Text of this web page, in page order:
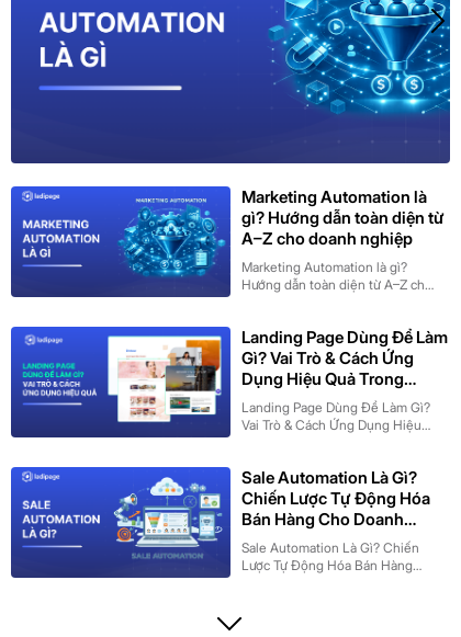
Marketing Automation là gì?
Hướng dẫn toàn diện từ A–Z cho
Marketing Automation là
gì? Hướng dẫn toàn diện từ
A–Z cho doanh nghiệp
Landing Page Dùng Để Làm Gì?
Vai Trò & Cách Ứng Dụng Hiệu
Landing Page Dùng Để Làm
Gì? Vai Trò & Cách Ứng
Dụng Hiệu Quả Trong
Marketing
Sale Automation Là Gì? Chiến
Lược Tự Động Hóa Bán Hàng
Sale Automation Là Gì?
Chiến Lược Tự Động Hóa
Bán Hàng Cho Doanh
Nghiệp SME